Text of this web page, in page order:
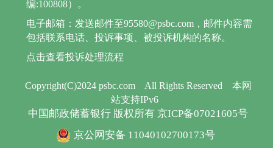
Copyright(C)2024 psbc.com All Rights Reserved
本网
站支持IPv6
中国邮政储蓄银行 版权所有 京ICP备07021605号
京公网安备 11040102700173号
编:100808）。
电子邮箱：发送邮件至95580@psbc.com，邮件内容需
包括联系电话、投诉事项、被投诉机构的名称。
点击查看投诉处理流程